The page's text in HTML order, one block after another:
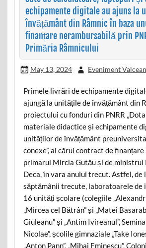
echipamente digitale au ajuns la
învățământ din Râmnic în baza
finanțare nerambursabilă prin
Primăria Râmnicului
May 13, 2024 Eveniment Valcean
Primele livrări de echipamente
ajungă la unitățile de învățământ din
proiectului cu fonduri din PNRR
materiale didactice și echipamente
unităților de învățământ
conexe”, al cărui contract de
primarul Mircia Gutău și de ministrul
Deca, în vara anului trecut. Astfel, de
săptămânii trecute, laboratoarele de
16 unități școlare (colegiile
„Mircea cel Bătrân” și „Matei
Giuleanu” și „Antim Ivireanul”,
Nicolae”, școlile gimnaziale „Take
„Anton Pann”, „Mihai Eminescu”,